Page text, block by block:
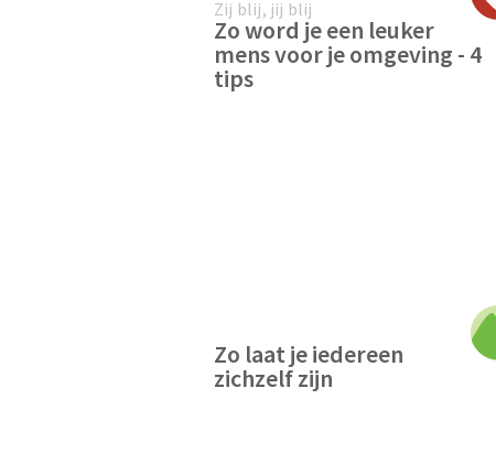
Zij blij, jij blij
Zo word je een leuker
mens voor je omgeving - 4
tips
Zo laat je iedereen
zichzelf zijn